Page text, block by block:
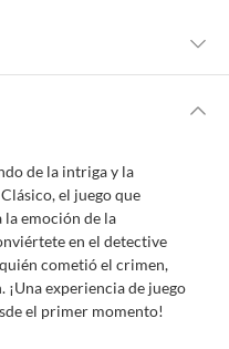
pueden devolver ni cambiar.
y otros vendedores tienen:
morteros, yeso y otros
de la intriga y la
el juego que
la emoción de la
en el detective
cometió el crimen,
¡Una experiencia de juego
el primer momento!